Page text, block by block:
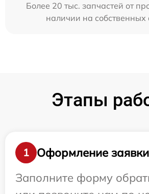
Более 20 тыс. запчастей от
наличии на собственных
Этапы
1
Оформление заявки
Заполните форму